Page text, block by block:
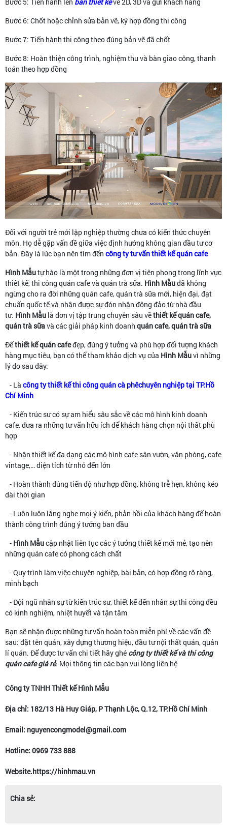
Bước 6: Chốt hoặc chỉnh sửa bản vẽ, ký hợp đồng thi công
Bước 7: Tiến hành thi công theo đúng bản vẽ đã chốt
Bước 8: Hoàn thiện công trình, nghiệm thu và bàn giao công, thanh
toán theo hợp đồng
Đối với người trẻ mới lập nghiệp thường chưa có kiến thức chuyên
môn. Họ dễ gặp vấn đề giữa việc định hướng không gian đầu tư cơ
bản. Đây là lúc bạn nên tìm đến công ty tư vấn thiết kế quán cafe
Hình Mẫutự hào là một trong những đơn vị tiên phong trong lĩnh vực
thiết kế, thi công quán cafe và quán trà sữa. Hình Mẫuđã không
ngừng cho ra đời những quán cafe, quán trà sữa mới, hiện đại, đạt
chuẩn quốc tế và nhận được sự đón nhận đông đảo từ nhà đầu
tư. Hình Mẫu là đơn vị tập trung chuyên sâu vềthiết kế quán cafe,
quán trà sữavà các giải pháp kinh doanh quán cafe, quán trà sữa
Đểthiết kế quán cafeđẹp, đúng ý tưởng và phù hợp đối tượng khách
hàng mục tiêu, bạn có thể tham khảo dịch vụ của Hình Mẫuvì những
lý do sau đây:
- Là công ty thiết kế thi công quán cà phêchuyên nghiệp tại TP.Hồ
Chí Minh
- Kiến trúc sư có sự am hiểu sâu sắc về các mô hình kinh doanh
cafe, đưa ra những tư vấn hữu ích để khách hàng chọn nội thất phù
hợp
- Nhận thiết kế đa dạng các mô hình cafe sân vườn, văn phòng, cafe
vintage,… diện tích từ nhỏ đến lớn
- Hoàn thành đúng tiến độ như hợp đồng, không trễ hẹn, không kéo
dài thời gian
- Luôn luôn lắng nghe mọi ý kiến, phản hồi của khách hàng để hoàn
thành công trình đúng ý tưởng ban đầu
- Hình Mẫucập nhật liên tục các ý tưởng thiết kế mới mẻ, tạo nên
những quán cafe có phong cách chất
- Quy trình làm việc chuyên nghiệp, bài bản, có hợp đồng rõ ràng,
minh bạch
- Đội ngũ nhân sự từ kiến trúc sư, thiết kế đến nhân sự thi công đều
có kinh nghiệm, nhiệt huyết và tận tâm
Bạn sẽ nhận được những tư vấn hoàn toàn miễn phí về các vấn đề
sau: đặt tên quán, xây dựng thương hiệu, đầu tư nội thất quán, quản
lí quán. Để được tư vấn chi tiết hãy ghé công ty thiết kế và thi công
quán cafe giá rẻ. Mọi thông tin các bạn vui lòng liên hệ
Công ty TNHH Thiết kế Hình Mẫu
Địa chỉ: 182/13 Hà Huy Giáp, P Thạnh Lộc, Q.12, TP.Hồ Chí Minh
Email: nguyencongmodel@gmail.com
Hotline: 0969 733 888
Website.https://hinhmau.vn
Chia sẻ: